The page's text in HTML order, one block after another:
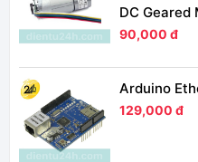
DC Geared
90,000 đ
Arduino
129,000 đ